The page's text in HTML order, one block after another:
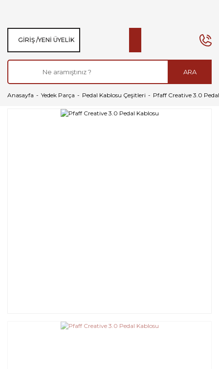
ARA
GIRIŞ /YENI ÜYELIK
Anasayfa Yedek Parça Pedal Kablosu Çeşitleri Pfaff Creative 3.0